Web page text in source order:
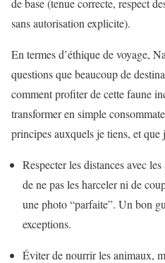
de base (tenue correcte, respect
sans autorisation explicite).
En termes d’éthique de voyage,
questions que beaucoup de
comment profiter de cette faune
transformer en simple
principes auxquels je tiens, et
Respecter les distances avec
de ne pas les harceler ni de
une photo “parfaite”. Un bon
exceptions.
Éviter de nourrir les animaux,